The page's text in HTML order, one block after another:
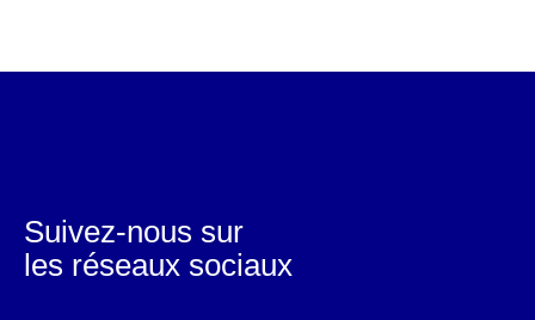
Suivez-nous sur
les réseaux sociaux